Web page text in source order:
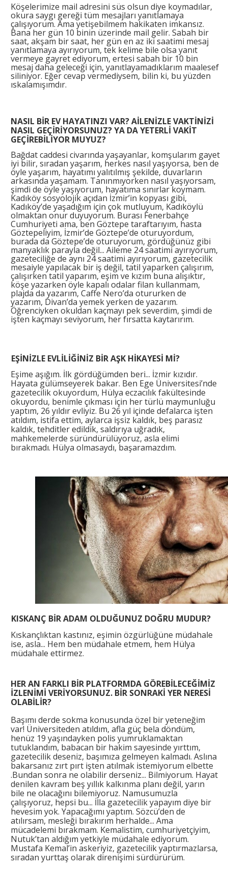
Köşelerimize mail adresini süs olsun diye koymadılar,
okura saygı gereği tüm mesajları yanıtlamaya
çalışıyorum. Ama yetişebilmem hakikaten imkansız.
Bana her gün 10 binin üzerinde mail gelir. Sabah bir
saat, akşam bir saat, her gün en az iki saatimi mesaj
yanıtlamaya ayırıyorum, tek kelime bile olsa yanıt
vermeye gayret ediyorum, ertesi sabah bir 10 bin
mesaj daha geleceği için, yanıtlayamadıklarım maalesef
siliniyor. Eğer cevap vermediysem, bilin ki, bu yüzden
ıskalamışımdır.
NASIL BİR EV HAYATINZI VAR? AİLENİZLE VAKTİNİZİ
NASIL GEÇİRİYORSUNUZ? YA DA YETERLİ VAKİT
GEÇİREBİLİYOR MUYUZ?
Bağdat caddesi civarında yaşayanlar, komşularım gayet
iyi bilir, sıradan yaşarım, herkes nasıl yaşıyorsa, ben de
öyle yaşarım, hayatımı yalıtılmış şekilde, duvarların
arkasında yaşamam. Tanınmıyorken nasıl yaşıyorsam,
şimdi de öyle yaşıyorum, hayatıma sınırlar koymam.
Kadıköy sosyolojik açıdan İzmir’in kopyası gibi,
Kadıköy’de yaşadığım için çok mutluyum, Kadıköylü
olmaktan onur duyuyorum. Burası Fenerbahçe
Cumhuriyeti ama, ben Göztepe taraftarıyım, hasta
Göztepeliyim, İzmir’de Göztepe’de oturuyordum,
burada da Göztepe’de oturuyorum, gördüğünüz gibi
manyaklık parayla değil... Aileme 24 saatimi ayırıyorum,
gazeteciliğe de aynı 24 saatimi ayırıyorum, gazetecilik
mesaiyle yapılacak bir iş değil, tatil yaparken çalışırım,
çalışırken tatil yaparım, eşim ve kızım buna alışıktır,
köşe yazarken öyle kapalı odalar filan kullanmam,
plajda da yazarım, Caffe Nero’da otururken de
yazarım, Divan’da yemek yerken de yazarım.
Öğrenciyken okuldan kaçmayı pek severdim, şimdi de
işten kaçmayı seviyorum, her fırsatta kaytarırım.
EŞİNİZLE EVLİLİĞİNİZ BİR AŞK HİKAYESİ Mİ?
Eşime aşığım. İlk gördüğümden beri... İzmir kızıdır.
Hayata gülümseyerek bakar. Ben Ege Üniversitesi’nde
gazetecilik okuyordum, Hülya eczacılık fakültesinde
okuyordu, benimle çıkması için her türlü maymunluğu
yaptım, 26 yıldır evliyiz. Bu 26 yıl içinde defalarca işten
atıldım, istifa ettim, aylarca işsiz kaldık, beş parasız
kaldık, tehditler edildik, saldırıya uğradık,
mahkemelerde süründürülüyoruz, asla elimi
bırakmadı. Hülya olmasaydı, başaramazdım.
KISKANÇ BİR ADAM OLDUĞUNUZ DOĞRU MUDUR?
Kıskançlıktan kastınız, eşimin özgürlüğüne müdahale
ise, asla... Hem ben müdahale etmem, hem Hülya
müdahale ettirmez.
HER AN FARKLI BİR PLATFORMDA GÖREBİLECEĞİMİZ
İZLENİMİ VERİYORSUNUZ. BİR SONRAKİ YER NERESİ
OLABİLİR?
Başımı derde sokma konusunda özel bir yeteneğim
var! Üniversiteden atıldım, afla güç bela döndüm,
henüz 19 yaşındayken polis yumruklamaktan
tutuklandım, babacan bir hakim sayesinde yırttım,
gazetecilik deseniz, başımıza gelmeyen kalmadı. Aslına
bakarsanız zırt pırt işten atılmak istemiyorum elbette
.Bundan sonra ne olabilir derseniz... Bilmiyorum. Hayat
denilen kavram beş yıllık kalkınma planı değil, yarın
bile ne olacağını bilemiyoruz. Namusumuzla
çalışıyoruz, hepsi bu... İlla gazetecilik yapayım diye bir
hevesim yok. Yapacağımı yaptım. Sözcü’den de
atılırsam, mesleği bırakırım herhalde... Ama
mücadelemi bırakmam. Kemalistim, cumhuriyetçiyim,
Nutuk’tan aldığım yetkiyle müdahale ediyorum.
Mustafa Kemal’in askeriyiz, gazetecilik yaptırmazlarsa,
sıradan yurttaş olarak direnişimi sürdürürüm.